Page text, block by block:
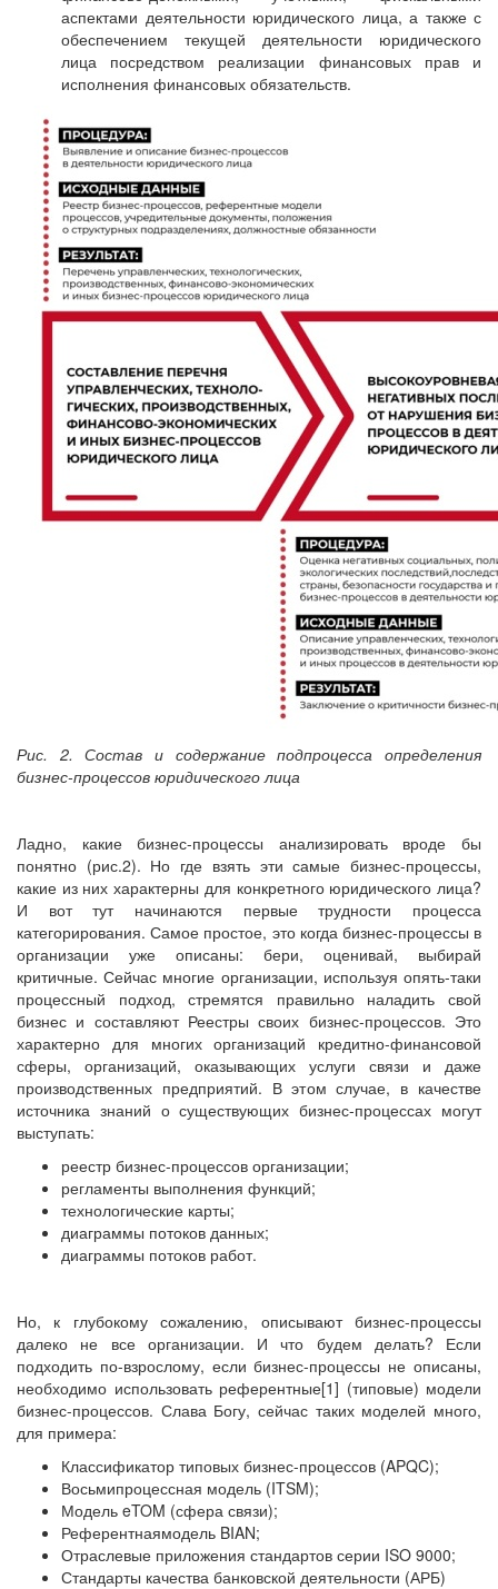
аспектами деятельности юридического лица, а также с
обеспечением текущей деятельности юридического
лица посредством реализации финансовых прав и
исполнения финансовых обязательств.
Рис. 2. Состав и содержание подпроцесса определения
бизнес-процессов юридического лица
Ладно, какие бизнес-процессы анализировать вроде бы
понятно (рис.2). Но где взять эти самые бизнес-процессы,
какие из них характерны для конкретного юридического лица?
И вот тут начинаются первые трудности процесса
категорирования. Самое простое, это когда бизнес-процессы в
организации уже описаны: бери, оценивай, выбирай
критичные. Сейчас многие организации, используя опять-таки
процессный подход, стремятся правильно наладить свой
бизнес и составляют Реестры своих бизнес-процессов. Это
характерно для многих организаций кредитно-финансовой
сферы, организаций, оказывающих услуги связи и даже
производственных предприятий. В этом случае, в качестве
источника знаний о существующих бизнес-процессах могут
выступать:
реестр бизнес-процессов организации;
регламенты выполнения функций;
технологические карты;
диаграммы потоков данных;
диаграммы потоков работ.
Но, к глубокому сожалению, описывают бизнес-процессы
далеко не все организации. И что будем делать? Если
подходить по-взрослому, если бизнес-процессы не описаны,
необходимо использовать референтные[1] (типовые) модели
бизнес-процессов. Слава Богу, сейчас таких моделей много,
для примера:
Классификатор типовых бизнес-процессов (APQC);
Восьмипроцессная модель (ITSM);
Модель eTOM (сфера связи);
Референтнаямодель BIAN;
Отраслевые приложения стандартов серии ISO 9000;
Стандарты качества банковской деятельности (АРБ)